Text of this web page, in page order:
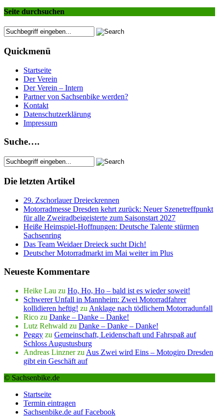
Seite durchsuchen
Quickmenü
Startseite
Der Verein
Der Verein – Intern
Partner von Sachsenbike werden?
Kontakt
Datenschutzerklärung
Impressum
Suche….
Die letzten Artikel
29. Zschorlauer Dreieckrennen
Motorradmesse Dresden kehrt zurück: Neuer Szenetreffpunkt
für alle Zweiradbeigeisterte zum Saisonstart 2027
Heiße Heimspiel-Hoffnungen: Deutsche Talente stürmen
Sachsenring
Das Team Weidaer Dreieck sucht Dich!
Deutscher Motorradmarkt im Mai weiter im Plus
Neueste Kommentare
Heike Lau zu Ho, Ho, Ho – bald ist es wieder soweit!
Schwerer Unfall in Mannheim: Zwei Motorradfahrer
kollidieren heftig! zu Anklage nach tödlichem Motorradunfall
Rico zu Danke – Danke – Danke!
Lutz Rehwald zu Danke – Danke – Danke!
Peggy zu Gemeinschaft, Leidenschaft und Fahrspaß auf
Schloss Augustusburg
Andreas Linznerzu Aus Zwei wird Eins – Motogiro Dresden
gibt ein Geschäft auf
© Sachsenbike.de
Startseite
Termin eintragen
Sachsenbike.de auf Facebook